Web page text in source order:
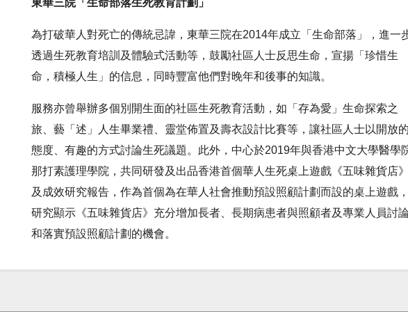
為打破華人對死亡的傳統忌諱，東華三院在2014年成立「生命部落」，進一
透過生死教育培訓及體驗式活動等，鼓勵社區人士反思生命，宣揚「珍惜生
命，積極人生」的信息，同時豐富他們對晚年和後事的知識。
服務亦曾舉辦多個別開生面的社區生死教育活動，如「存為愛」生命探索之
旅、藝「述」人生畢業禮、靈堂佈置及壽衣設計比賽等，讓社區人士以開放的
態度、有趣的方式討論生死議題。此外，中心於2019年與香港中文大學醫學
那打素護理學院，共同研發及出品香港首個華人生死桌上遊戲《五味雜貨店》
及成效研究報告，作為首個為在華人社會推動預設照顧計劃而設的桌上遊戲，
研究顯示《五味雜貨店》充分增加長者、長期病患者與照顧者及專業人員討
和落實預設照顧計劃的機會。